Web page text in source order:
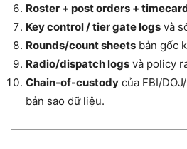
Roster + post orders +
Key control / tier gate logs và
Rounds/count sheets bản gốc
Radio/dispatch logs và policy
Chain-of-custody của FBI/
bản sao dữ liệu.